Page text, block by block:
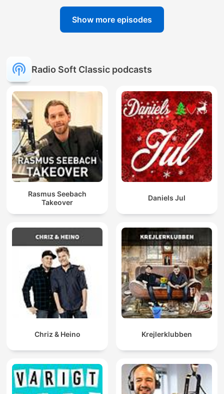
Show more episodes
Radio Soft Classic podcasts
Rasmus Seebach
Takeover
Daniels Jul
Chriz & Heino Krejlerklubben